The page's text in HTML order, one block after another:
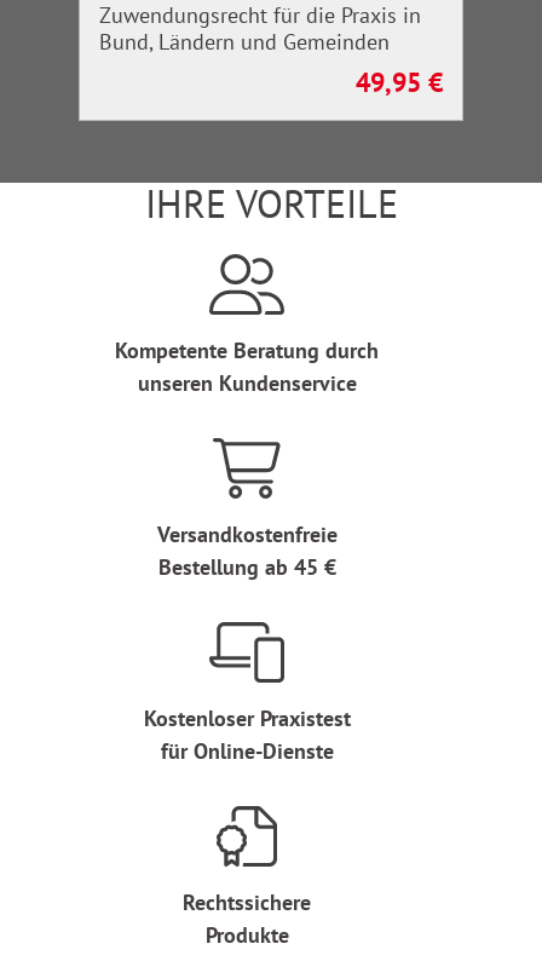
Zuwendungsrecht für die Praxis in
Bund, Ländern und Gemeinden
Regulärer Preis:
49,95 €
IHRE VORTEILE
Kompetente Beratung durch
unseren Kundenservice
Versandkostenfreie
Bestellung ab 45 €
Kostenloser Praxistest
für Online-Dienste
Rechtssichere
Produkte